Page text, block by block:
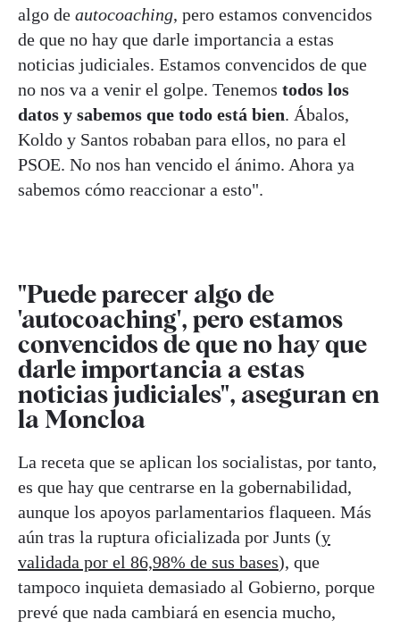
algo de autocoaching, pero estamos convencidos
de que no hay que darle importancia a estas
noticias judiciales. Estamos convencidos de que
no nos va a venir el golpe. Tenemos todos los
datos y sabemos que todo está bien. Ábalos,
Koldo y Santos robaban para ellos, no para el
PSOE. No nos han vencido el ánimo. Ahora ya
sabemos cómo reaccionar a esto".
"Puede parecer algo de
'autocoaching', pero estamos
convencidos de que no hay que
darle importancia a estas
noticias judiciales", aseguran en
la Moncloa
La receta que se aplican los socialistas, por tanto,
es que hay que centrarse en la gobernabilidad,
aunque los apoyos parlamentarios flaqueen. Más
aún tras la ruptura oficializada por Junts (y
validada por el 86,98% de sus bases), que
tampoco inquieta demasiado al Gobierno, porque
prevé que nada cambiará en esencia mucho,